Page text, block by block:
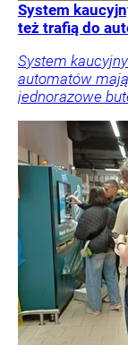
System
też trafią do
System
automatów
jednorazowe